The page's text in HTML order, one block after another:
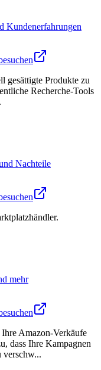
Kundenerfahrungen
gesättigte Produkte zu
Recherche-Tools
Nachteile
mehr
Amazon-Verkäufe
dass Ihre Kampagnen
verschw...